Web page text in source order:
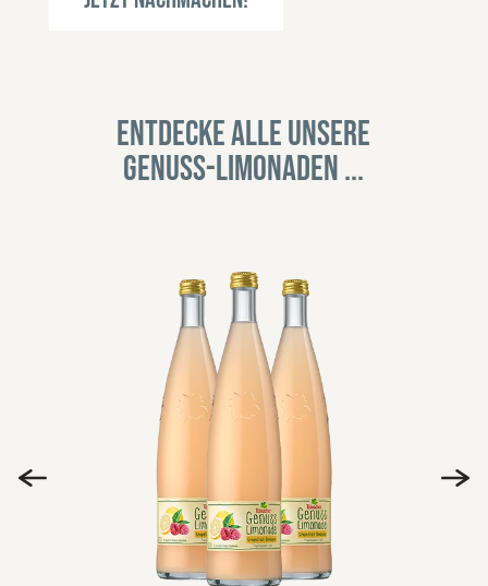
Entdecke alle unsere
Genuss-Limonaden ...